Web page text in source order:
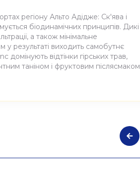
регіону Альто Адідже: Ск'ява і
біодинамічних принципів. Дикі
а також мінімальне
у результаті виходить самобутнє
відтінки гірських трав,
таніном і фруктовим післясмаком